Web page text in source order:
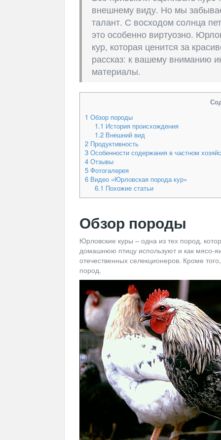
внешнему виду. Но мы
талант. С восходом солнца
это особенно виртуозно.
кур, которая ценится за
рассказ: к вашему вниманию
материалы.
1 Обзор породы
1.1 История происхождения
1.2Внешний вид
2 Продуктивность
3 Особенности содержания в частном
4 Отзывы
5 Фотогалерея
6 Видео «Юрловская порода кур»
6.1 Похожие статьи
Обзор породы
Юрловские куры – одна из тех пород,
домашнюю птицу используют и как мясо-
отечественных селекционеров. Кроме
пород.